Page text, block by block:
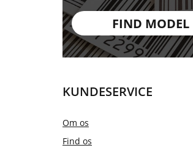
FIND MODEL
KUNDESERVICE
Om os
Find os